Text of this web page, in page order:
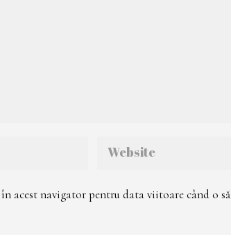
acest navigator pentru data viitoare când o să